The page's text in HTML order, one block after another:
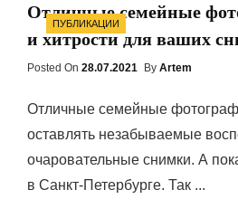
КРАСОТА
ОДНОМ
ФЛАКОНЕ
Categories
ПУБЛИКАЦИИ
Отличные семейные
и хитрости для ваших
Posted On Posted
28.07.2021 By Artem
Отличные семейные
оставлять незабываемые
очаровательные снимки. А
в Санкт-Петербурге. Так ...